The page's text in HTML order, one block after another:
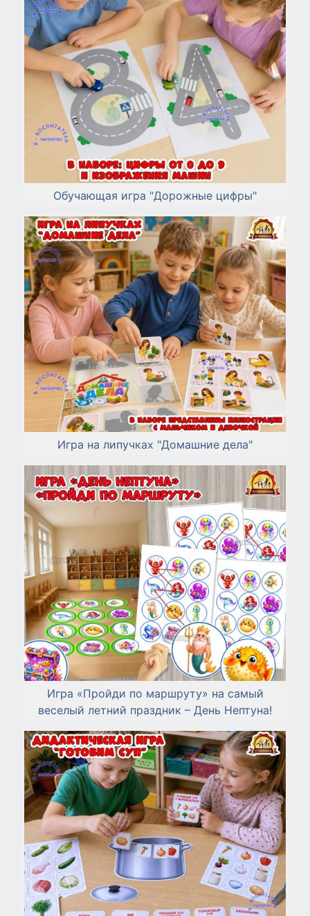
Обучающая игра "Дорожные цифры"
Игра на липучках "Домашние дела"
Игра «Пройди по маршруту» на самый
веселый летний праздник – День Нептуна!